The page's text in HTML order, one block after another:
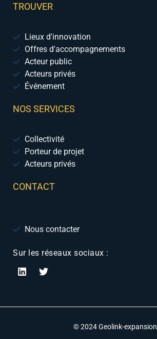
TROUVER
Lieux d'innovation
Offres d'accompagnements
Acteur public
Acteurs privés
Événement
NOS SERVICES
Collectivité
Porteur de projet
Acteurs privés
CONTACT
Nous contacter
Sur les réseaux sociaux :
© 2024 Geolink-expansion